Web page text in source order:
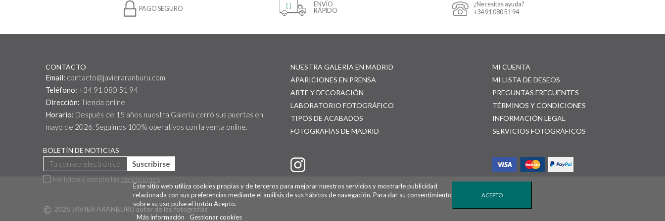
PAGO SEGURO
ENVÍO
RÁPIDO
¿Necesitas ayuda?
+34 91 080 51 94
CONTACTO
Email: contacto@javieraranburu.com
Teléfono: +34 91 080 51 94
Dirección: Tienda online
Horario: Después de 15 años nuestra Galería cerró sus puertas en
mayo de 2026. Seguimos 100% operativos con la venta online.
NUESTRA GALERÍA EN MADRID
APARICIONES EN PRENSA
ARTE Y DECORACIÓN
LABORATORIO FOTOGRÁFICO
TIPOS DE ACABADOS
FOTOGRAFÍAS DE MADRID
MI CUENTA
MI LISTA DE DESEOS
PREGUNTAS FRECUENTES
TÉRMINOS Y CONDICIONES
INFORMACIÓN LEGAL
SERVICIOS FOTOGRÁFICOS
BOLETÍN DE NOTICIAS
Suscribirse
He leído y acepto las condiciones
© 2026 JAVIER ARANBURU autor de las fotografías
Este sitio web utiliza cookies propias y de terceros para mejorar nuestros servicios y mostrarle publicidad
relacionada con sus preferencias mediante el análisis de sus hábitos de navegación. Para dar su consentimiento
sobre su uso pulse el botón Acepto.
Más información
Gestionar cookies
ACEPTO